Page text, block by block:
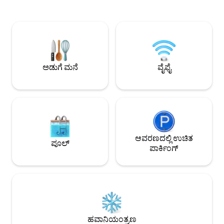
ನಾಯಿ, ಗಸಗಸೆ ಹಂಚಿಕೊಳ್ಳಲು ಸಂತೋಷವಾಗಿರುವ
ಸುರಕ್ಷಿತ, ನಾಯಿ ಸ್ನೇಹಿ ಹಿಂಭಾಗದ ಅಂಗಳವನ್ನು ನಾವು
ಹೊಂದಿದ್ದೇವೆ CBD ಗೆ 6 ನಿಮಿಷ ಡ್ರೈವ್ ಮಾಡಿ
ಅಥವಾ ಬಸ್ ನಿಲ್ದಾಣಕ್ಕೆ 1 ನಿಮಿಷದ ನಡಿಗೆ
ಡ್ರೈವ್
ಸೇರಿಸಲಾಗಿದೆ,
ಬ್ರೆಡ್, ಸ್ಪ್ರೆಡ್‌ಗಳ ಆಯ್ಕೆ,
ಮತ್ತು ಬಿಸಿ
ಅಡುಗೆ ಮನೆ ವೈಫೈ
ಪೂಲ್
ಆವರಣದಲ್ಲಿ ಉಚಿತ
ಪಾರ್ಕಿಂಗ್
ಹವಾನಿಯಂತ್ರಣ